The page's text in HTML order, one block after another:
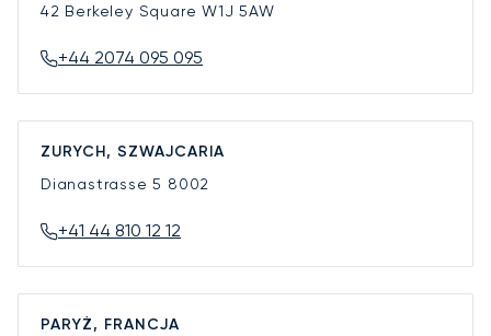
42 Berkeley SquareW1J 5AW
+44 2074 095 095
ZURYCH, SZWAJCARIA
Dianastrasse 5 8002
+41 44 810 12 12
PARYŻ, FRANCJA